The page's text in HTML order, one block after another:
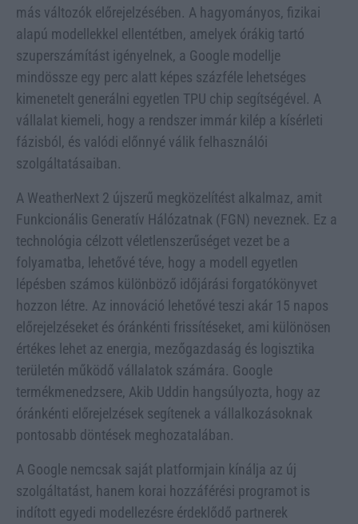
más változók előrejelzésében. A hagyományos, fizikai
alapú modellekkel ellentétben, amelyek órákig tartó
szuperszámítást igényelnek, a Google modellje
mindössze egy perc alatt képes százféle lehetséges
kimenetelt generálni egyetlen TPU chip segítségével. A
vállalat kiemeli, hogy a rendszer immár kilép a kísérleti
fázisból, és valódi előnnyé válik felhasználói
szolgáltatásaiban.
A WeatherNext 2 újszerű megközelítést alkalmaz, amit
Funkcionális Generatív Hálózatnak (FGN) neveznek. Ez a
technológia célzott véletlenszerűséget vezet be a
folyamatba, lehetővé téve, hogy a modell egyetlen
lépésben számos különböző időjárási forgatókönyvet
hozzon létre. Az innováció lehetővé teszi akár 15 napos
előrejelzéseket és óránkénti frissítéseket, ami különösen
értékes lehet az energia, mezőgazdaság és logisztika
területén működő vállalatok számára. Google
termékmenedzsere, Akib Uddin hangsúlyozta, hogy az
óránkénti előrejelzések segítenek a vállalkozásoknak
pontosabb döntések meghozatalában.
A Google nemcsak saját platformjain kínálja az új
szolgáltatást, hanem korai hozzáférési programot is
indított egyedi modellezésre érdeklődő partnerek